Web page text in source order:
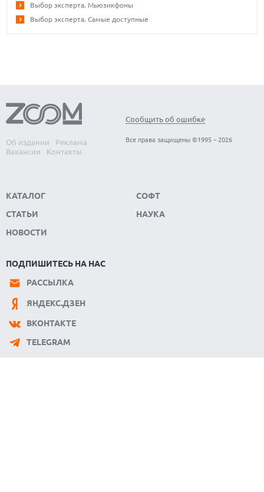
Выбор эксперта. Мьюзикфоны
Выбор эксперта. Самые доступные
Об издании
Реклама
Вакансии
Контакты
Сообщить об ошибке
Все права защищены ©1995 – 2026
КАТАЛОГ
СТАТЬИ
НОВОСТИ
СОФТ
НАУКА
ПОДПИШИТЕСЬ НА НАС
РАССЫЛКА
ЯНДЕКС.ДЗЕН
ВКОНТАКТЕ
TELEGRAM